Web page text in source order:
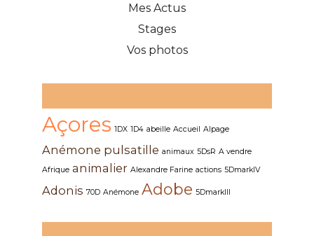
Mes Actus
Stages
Vos photos
Açores 1DX 1D4 abeille Accueil Alpage
Anémone pulsatille animaux 5DsR A vendre
Afrique animalier Alexandre Farine actions 5DmarkIV
Adonis 70D Anémone Adobe 5DmarkIII